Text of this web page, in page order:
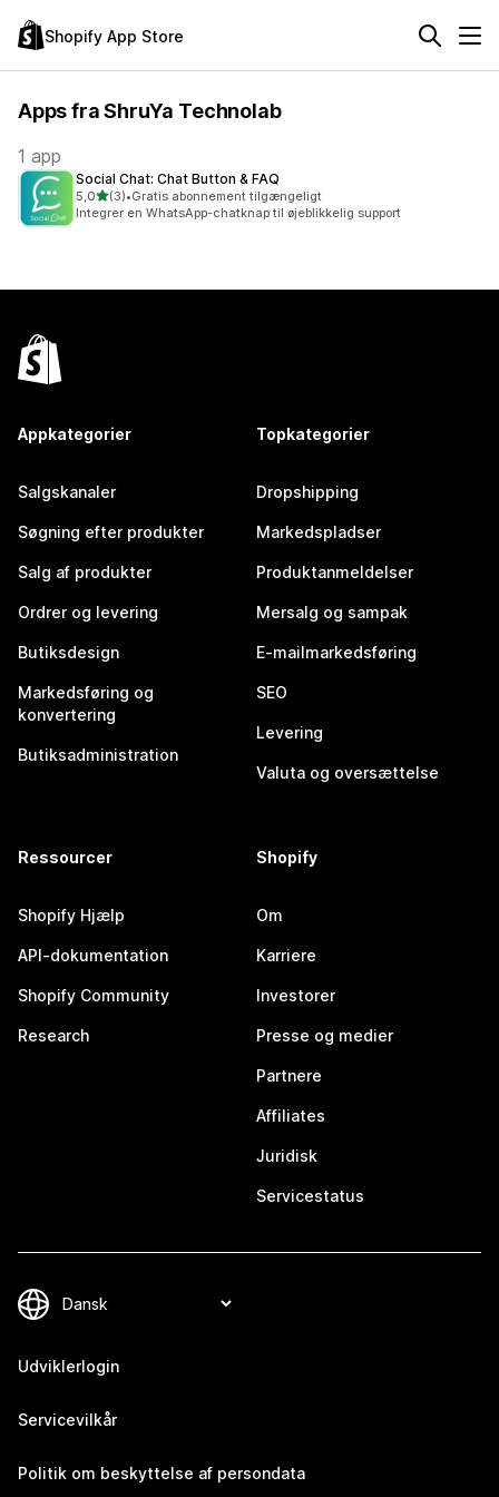
Shopify App Store
Apps fra ShruYa Technolab
1 app
Social Chat: Chat Button & FAQ
5,0ud af 5 stjerner
(3)
3 anmeldelser i alt
•Gratis abonnement tilgængeligt
Integrer en WhatsApp-chatknap til øjeblikkelig support
Appkategorier
Salgskanaler
Søgning efter produkter
Salg af produkter
Ordrer og levering
Butiksdesign
Markedsføring og
konvertering
Butiksadministration
Topkategorier
Dropshipping
Markedspladser
Produktanmeldelser
Mersalg og sampak
E-mailmarkedsføring
SEO
Levering
Valuta og oversættelse
Ressourcer
Shopify Hjælp
API-dokumentation
Shopify Community
Research
Shopify
Om
Karriere
Investorer
Presse og medier
Partnere
Affiliates
Juridisk
Servicestatus
Udviklerlogin
Servicevilkår
Politik om beskyttelse af persondata